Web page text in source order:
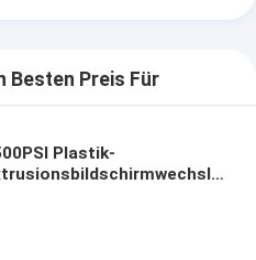
Besten Preis Für
Plastik-